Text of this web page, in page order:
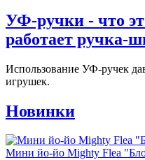
УФ-ручки - что
работает ручка-
Использование УФ-ручек
игрушек.
Новинки
Мини йо-йо Mighty Flea